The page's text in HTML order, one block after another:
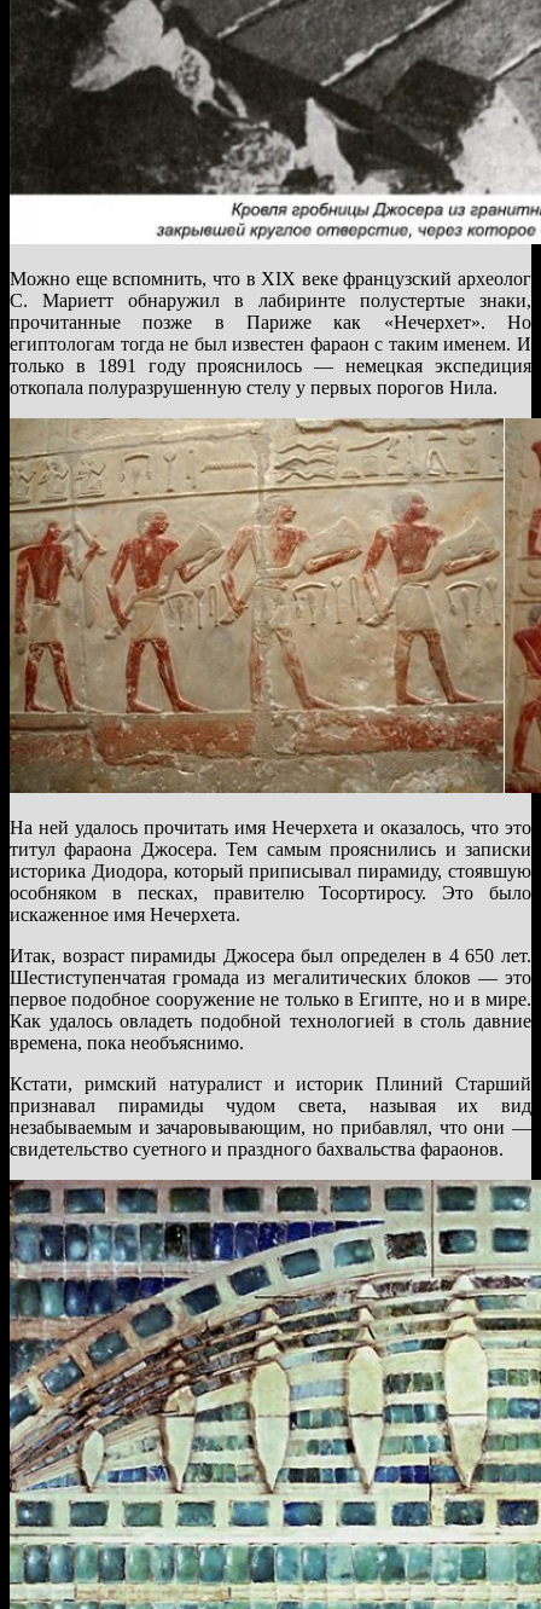
Можно еще вспомнить, что в XIX веке французский археолог
С. Мариетт обнаружил в лабиринте полустертые знаки,
прочитанные позже в Париже как «Нечерхет». Но
египтологам тогда не был известен фараон с таким именем. И
только в 1891 году прояснилось — немецкая экспедиция
откопала полуразрушенную стелу у первых порогов Нила.
На ней удалось прочитать имя Нечерхета и оказалось, что это
титул фараона Джосера. Тем самым прояснились и записки
историка Диодора, который приписывал пирамиду, стоявшую
особняком в песках, правителю Тосортиросу. Это было
искаженное имя Нечерхета.
Итак, возраст пирамиды Джосера был определен в 4 650 лет.
Шестиступенчатая громада из мегалитических блоков — это
первое подобное сооружение не только в Египте, но и в мире.
Как удалось овладеть подобной технологией в столь давние
времена, пока необъяснимо.
Кстати, римский натуралист и историк Плиний Старший
признавал пирамиды чудом света, называя их вид
незабываемым и зачаровывающим, но прибавлял, что они —
свидетельство суетного и праздного бахвальства фараонов.